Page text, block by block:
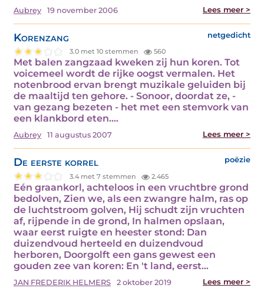
Aubrey 19 november 2006 Lees meer >
Korenzang netgedicht
3.0 met 10 stemmen 560
Met balen zangzaad kweken zij hun koren. Tot
voicemeel wordt de rijke oogst vermalen. Het
notenbrood ervan brengt muzikale geluiden bij
de maaltijd ten gehore. - Sonoor, doordat ze, -
van gezang bezeten - het met een stemvork van
een klankbord eten.…
Aubrey 11 augustus 2007 Lees meer >
De eerste korrel poëzie
3.4 met 7 stemmen 2.465
Eén graankorl, achteloos in een vruchtbre grond
bedolven, Zien we, als een zwangre halm, ras op
de luchtstroom golven, Hij schudt zijn vruchten
af, rijpende in de grond, In halmen opslaan,
waar eerst ruigte en heester stond: Dan
duizendvoud herteeld en duizendvoud
herboren, Doorgolft een gans gewest een
gouden zee van koren: En 't land, eerst…
JAN FREDERIK HELMERS 2 oktober 2019 Lees meer >